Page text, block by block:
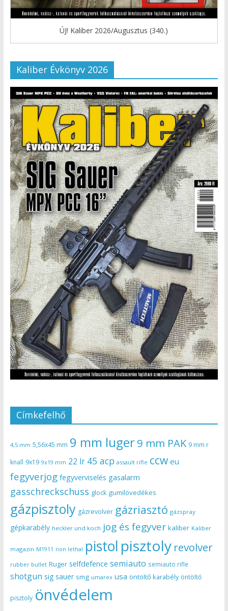
ÚJ! Kaliber 2026/Augusztus (340.)
Kaliber Évkönyv 2026
Címkefelhő
4,5 mm 5,56x45 mm 9 mm luger9 mm PAK 9 mm r
knall 9x19 9x19 mm 22 lr 45 acp assault rifle ccw eu
fegyverjog fegyverviselés gasalarm
gasschreckschuss glock gumilövedékes
gázpisztoly gázrevolver gázriasztó gázspray
gépkarabély heckler und koch jog és fegyver kaliber Kaliber
magazin M1911 non lethal pistol pisztoly revolver
rubber bullet Ruger selfdefence semiauto semiauto rifle
shotgun sig sauer smg umarex usa öntöltő karabély öntöltő
pisztoly önvédelem